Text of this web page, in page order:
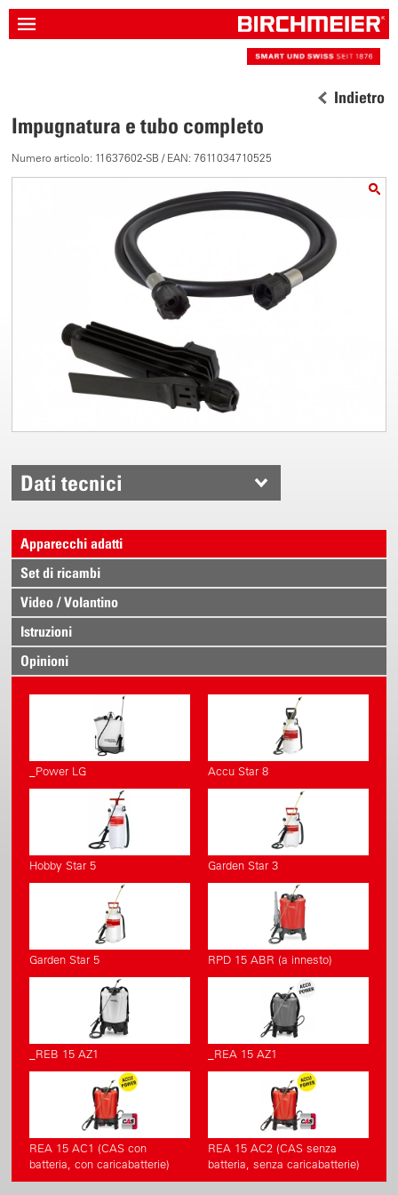
Indietro
Impugnatura e tubo completo
Numero articolo: 11637602-SB / EAN: 7611034710525
Dati tecnici
Apparecchi adatti
Set di ricambi
Video / Volantino
Istruzioni
Opinioni
_Power LG Accu Star 8
Hobby Star 5 Garden Star 3
Garden Star 5 RPD 15 ABR (a innesto)
_REB 15 AZ1 _REA 15 AZ1
REA 15 AC1 (CAS con
batteria, con caricabatterie)
REA 15 AC2 (CAS senza
batteria, senza caricabatterie)